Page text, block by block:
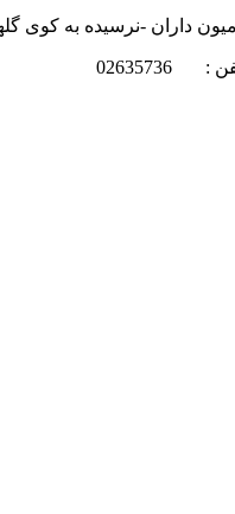
داران -نرسیده به کوی گلها
: 02635736